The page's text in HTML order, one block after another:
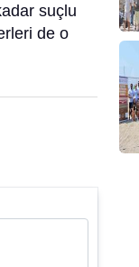
suçlu
de o